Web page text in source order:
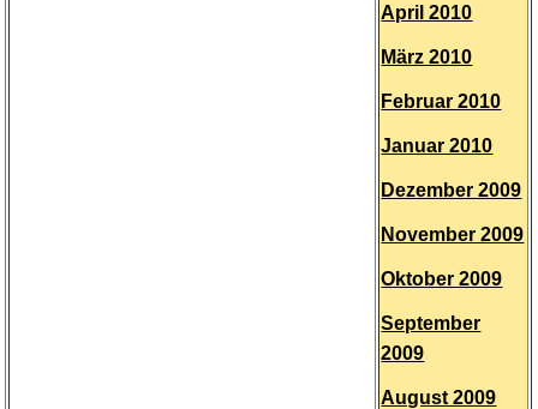
April 2010
März 2010
Februar 2010
Januar 2010
Dezember 2009
November 2009
Oktober 2009
September
2009
August 2009